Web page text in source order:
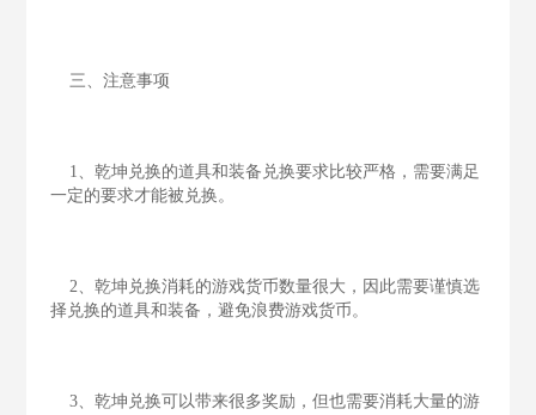
三、注意事项
1、乾坤兑换的道具和装备兑换要求比较严格，需要满足
一定的要求才能被兑换。
2、乾坤兑换消耗的游戏货币数量很大，因此需要谨慎选
择兑换的道具和装备，避免浪费游戏货币。
3、乾坤兑换可以带来很多奖励，但也需要消耗大量的游